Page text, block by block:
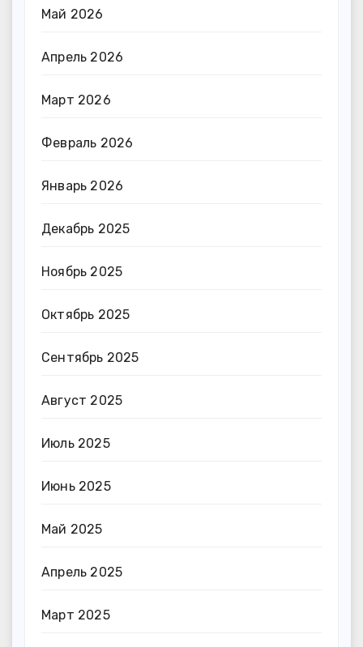
Май 2026
Апрель 2026
Март 2026
Февраль 2026
Январь 2026
Декабрь 2025
Ноябрь 2025
Октябрь 2025
Сентябрь 2025
Август 2025
Июль 2025
Июнь 2025
Май 2025
Апрель 2025
Март 2025